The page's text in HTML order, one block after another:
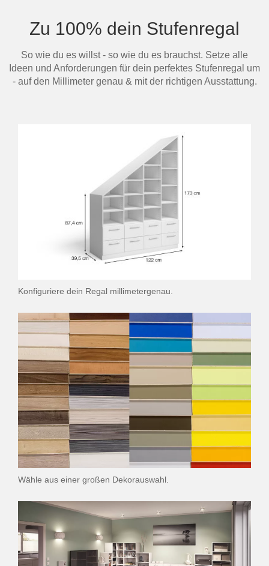
Zu 100% dein Stufenregal
So wie du es willst - so wie du es brauchst. Setze alle
Ideen und Anforderungen für dein perfektes Stufenregal um
- auf den Millimeter genau & mit der richtigen Ausstattung.
Konfiguriere dein Regal millimetergenau.
Wähle aus einer großen Dekorauswahl.